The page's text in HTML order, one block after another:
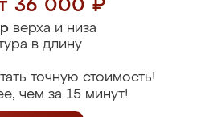
36 000 ₽
верха и низа
в длину
точную стоимость!
чем за 15 минут!